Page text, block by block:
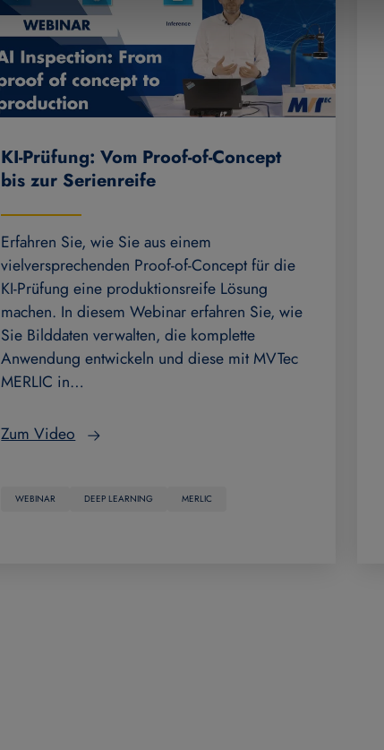
KI-Prüfung: Vom Proof-of-Concept
bis zur Serienreife
Erfahren Sie, wie Sie aus einem
vielversprechenden Proof-of-Concept für die
KI-Prüfung eine produktionsreife Lösung
machen. In diesem Webinar erfahren Sie, wie
Sie Bilddaten verwalten, die komplette
Anwendung entwickeln und diese mit MVTec
MERLIC in…
Zum Video
WEBINAR DEEP LEARNING MERLIC